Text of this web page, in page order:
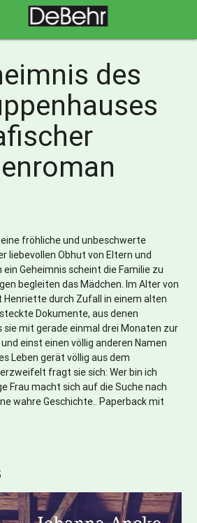
des
fröhliche und unbeschwerte
liebevollen Obhut von Eltern und
ein Geheimnis scheint die Familie zu
begleiten das Mädchen. Im Alter von
durch Zufall in einem alten
Dokumente, aus denen
sie mit gerade einmal drei Monaten zur
einst einen völlig anderen Namen
Leben gerät völlig aus dem
fragt sie sich: Wer bin ich
Frau macht sich auf die Suche nach
wahre Geschichte.. Paperback mit